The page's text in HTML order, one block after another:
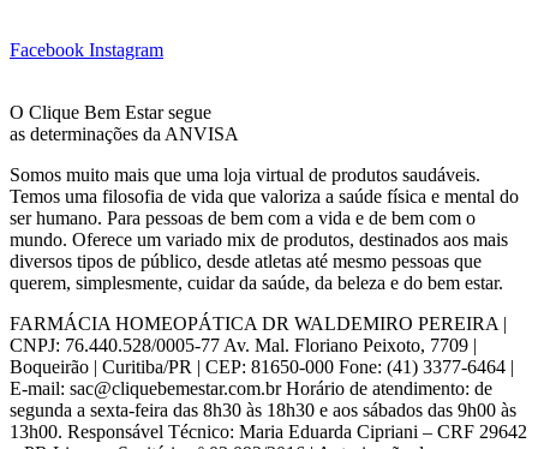
Facebook Instagram
O Clique Bem Estar segue
as determinações da ANVISA
Somos muito mais que uma loja virtual de produtos saudáveis.
Temos uma filosofia de vida que valoriza a saúde física e mental do
ser humano. Para pessoas de bem com a vida e de bem com o
mundo. Oferece um variado mix de produtos, destinados aos mais
diversos tipos de público, desde atletas até mesmo pessoas que
querem, simplesmente, cuidar da saúde, da beleza e do bem estar.
FARMÁCIA HOMEOPÁTICA DR WALDEMIRO PEREIRA |
CNPJ: 76.440.528/0005-77 Av. Mal. Floriano Peixoto, 7709 |
Boqueirão | Curitiba/PR | CEP: 81650-000 Fone: (41) 3377-6464 |
E-mail: sac@cliquebemestar.com.br Horário de atendimento: de
segunda a sexta-feira das 8h30 às 18h30 e aos sábados das 9h00 às
13h00. Responsável Técnico: Maria Eduarda Cipriani – CRF 29642